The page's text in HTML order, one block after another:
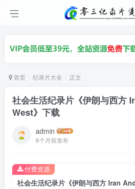
首页 纪录片大全 正文
社会生活纪录片《伊朗与西方
West》下载
admin
6个月前发布
社会生活纪录片《伊朗与西方 Iran
付费资源